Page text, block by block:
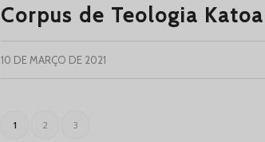
Corpus de Teologia
10 DE MARÇO DE 2021
1 2 3